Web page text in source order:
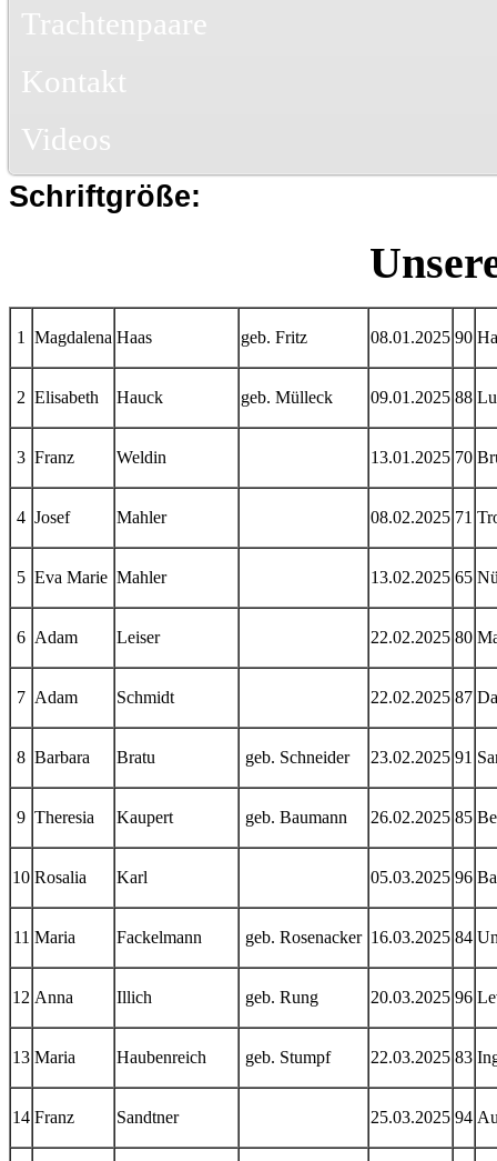
Trachtenpaare
Kontakt
Videos
Schriftgröße:
1 Magdalena Haas geb. Fritz 08.01.2025 90
2 Elisabeth Hauck geb. Mülleck 09.01.2025 88
3 Franz Weldin 13.01.2025 70
4 Josef Mahler 08.02.2025 71
5 Eva Marie Mahler 13.02.2025 65
6 Adam Leiser 22.02.2025 80
7 Adam Schmidt 22.02.2025 87
8 Barbara Bratu geb. Schneider 23.02.2025 91
9 Theresia Kaupert geb. Baumann 26.02.2025 85
10 Rosalia Karl 05.03.2025 96
11 Maria Fackelmann geb. Rosenacker 16.03.2025 84
12 Anna Illich geb. Rung 20.03.2025 96
13 Maria Haubenreich geb. Stumpf 22.03.2025 83
14 Franz Sandtner 25.03.2025 94